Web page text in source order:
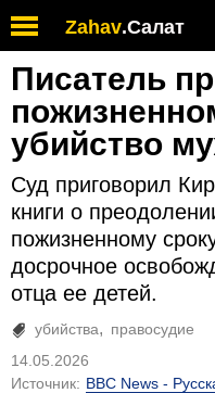
Zahav.Салат
Писатель
убийство
Суд приговорил
книги о
пожизненному
досрочное
отца ее детей.
убийства
правосудие
14.05.2026
Источник: BBC News -